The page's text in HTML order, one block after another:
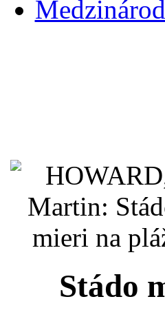
Stádo